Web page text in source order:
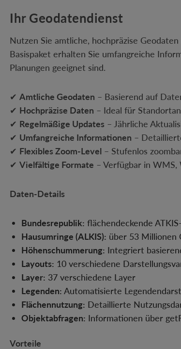
Ihr Geodatendienst
Nutzen Sie amtliche, hochpräzise
Basispaket erhalten Sie umfangreiche
Planungen geeignet sind.
✔ Amtliche Geodaten – Basierend auf
✔ Hochpräzise Daten – Ideal für
✔ Regelmäßige Updates – Jährliche
✔ Umfangreiche Informationen –
✔ Flexibles Zoom-Level – Stufenlos
✔ Vielfältige Formate – Verfügbar in WMS,
Daten-Details
Bundesrepublik: flächendeckende
Hausumringe (ALKIS): über 53 Millionen
Höhenschummerung: Integriert
Layouts: 10 verschiedene
Layer: 37 verschiedene Layer
Legenden: Automatisierte
Flächennutzung: Detaillierte
Objektabfragen: Informationen über
Vorteile